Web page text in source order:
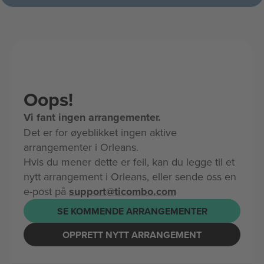
Oops!
Vi fant ingen arrangementer.
Det er for øyeblikket ingen aktive
arrangementer i Orleans.
Hvis du mener dette er feil, kan du legge til et
nytt arrangement i Orleans, eller sende oss en
e-post på support@ticombo.com
SE KOMMENDE ARRANGEMENTER
OPPRETT NYTT ARRANGEMENT